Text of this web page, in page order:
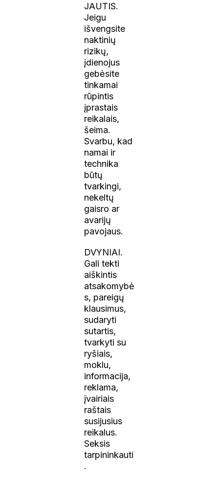
JAUTIS.
Jeigu
išvengsite
naktinių
rizikų,
įdienojus
gebėsite
tinkamai
rūpintis
įprastais
reikalais,
šeima.
Svarbu, kad
namai ir
technika
būtų
tvarkingi,
nekeltų
gaisro ar
avarijų
pavojaus.
DVYNIAI.
Gali tekti
aiškintis
atsakomybė
s, pareigų
klausimus,
sudaryti
sutartis,
tvarkyti su
ryšiais,
moklu,
informacija,
reklama,
įvairiais
raštais
susijusius
reikalus.
Seksis
tarpininkauti
.